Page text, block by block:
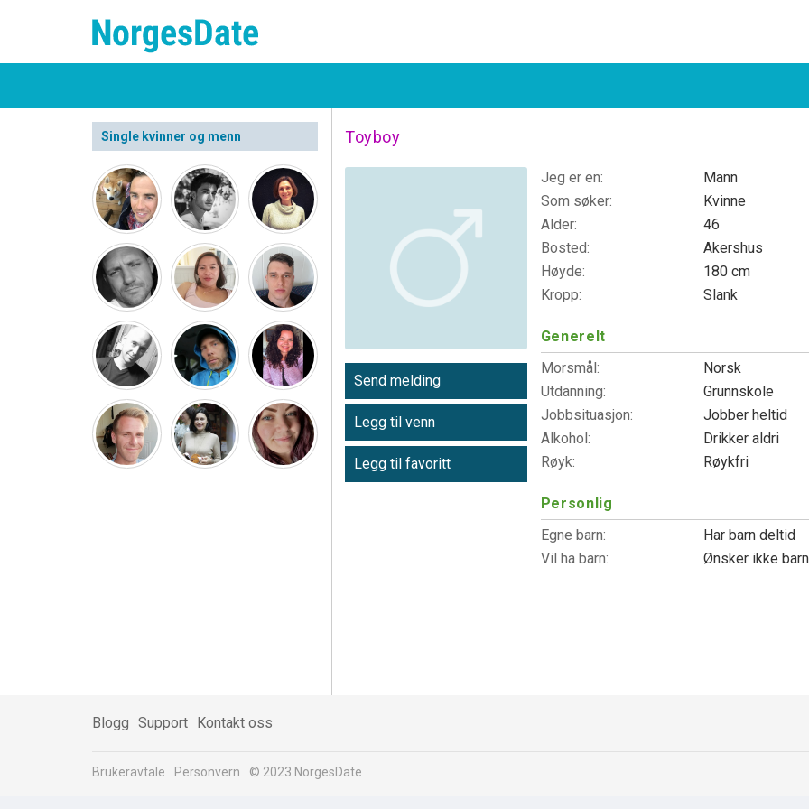
Single kvinner og menn Toyboy
Send melding
Legg til venn
Legg til favoritt
Jeg er en:
Mann
Som søker:
Kvinne
Alder:
46
Bosted:
Akershus
Høyde:
180 cm
Kropp:
Slank
Generelt
Morsmål:
Norsk
Utdanning:
Grunnskole
Jobbsituasjon:
Jobber heltid
Alkohol:
Drikker aldri
Røyk:
Røykfri
Personlig
Egne barn:
Har barn deltid
Vil ha barn:
Ønsker ikke
Blogg Support Kontakt oss
Brukeravtale Personvern © 2023 NorgesDate